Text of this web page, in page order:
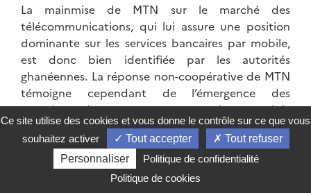
La mainmise de MTN sur le marché des
télécommunications, qui lui assure une position
dominante sur les services bancaires par mobile,
est donc bien identifiée par les autorités
ghanéennes. La réponse non-coopérative de MTN
témoigne cependant de l’émergence des
questions de concurrence pour les autorités
ghanéennes dont les différentes agences
sectorielles et décideurs concernés ne semblent
pas avoir de position harmonisée. Les questions de
concurrence sont traitées par les différentes
Ce site utilise des cookies et vous donne le contrôle sur ce que vous
souhaitez activer
Tout accepter
Tout refuser
Personnaliser
Politique de confidentialité
Politique de cookies